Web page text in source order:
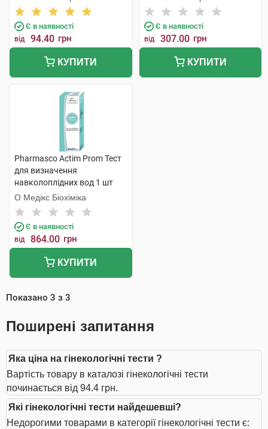
Є в наявності
від 94.40 грн
КУПИТИ
Є в наявності
від 307.00 грн
КУПИТИ
Pharmasco Actim Prom Тест
для визначення
навколоплідних вод 1 шт
О Медікс Біохіміка
Є в наявності
від 864.00 грн
КУПИТИ
Показано 3 з 3
Поширені запитання
Яка ціна на гінекологічні тести ?
Вартість товару в каталозі гінекологічні тести
починається від 94.4 грн.
Які гінекологічні тести найдешевші?
Недорогими товарами в категорії гінекологічні тести є: